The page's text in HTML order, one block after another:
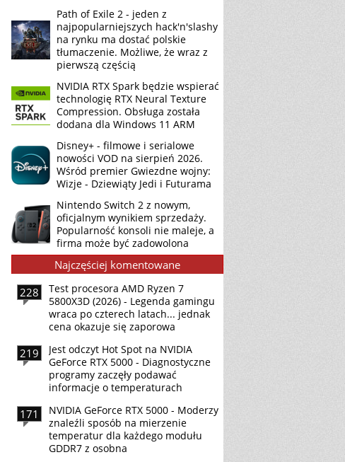
Path of Exile 2 - jeden z
najpopularniejszych hack'n'slashy
na rynku ma dostać polskie
tłumaczenie. Możliwe, że wraz z
pierwszą częścią
NVIDIA RTX Spark będzie wspierać
technologię RTX Neural Texture
Compression. Obsługa została
dodana dla Windows 11 ARM
Disney+ - filmowe i serialowe
nowości VOD na sierpień 2026.
Wśród premier Gwiezdne wojny:
Wizje - Dziewiąty Jedi i Futurama
Nintendo Switch 2 z nowym,
oficjalnym wynikiem sprzedaży.
Popularność konsoli nie maleje, a
firma może być zadowolona
Najczęściej komentowane
228
Test procesora AMD Ryzen 7
5800X3D (2026) - Legenda gamingu
wraca po czterech latach... jednak
cena okazuje się zaporowa
219
Jest odczyt Hot Spot na NVIDIA
GeForce RTX 5000 - Diagnostyczne
programy zaczęły podawać
informacje o temperaturach
171
NVIDIA GeForce RTX 5000 - Moderzy
znaleźli sposób na mierzenie
temperatur dla każdego modułu
GDDR7 z osobna